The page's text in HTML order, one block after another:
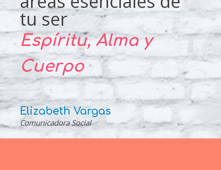
tu ser
Espíritu, Alma y
Cuerpo
Elizabeth Vargas
Comunicadora Social